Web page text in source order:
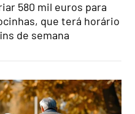
580 mil euros para
que terá horário
de semana